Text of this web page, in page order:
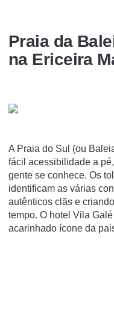
Praia da
na Ericeira
A Praia do Sul (ou
fácil acessibilidade a
gente se conhece. Os
identificam as várias
autênticos clãs e
tempo. O hotel Vila
acarinhado ícone da